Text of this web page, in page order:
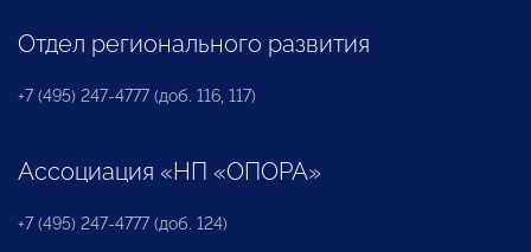
Отдел регионального развития
+7 (495) 247-4777 (доб. 116, 117)
Ассоциация «НП «ОПОРА»
+7 (495) 247-4777 (доб. 124)